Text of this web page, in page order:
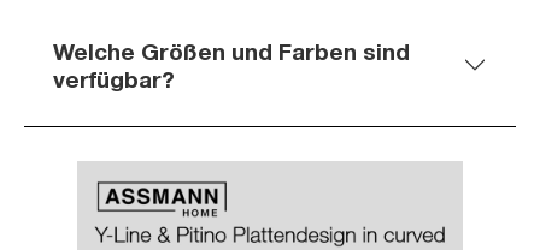
Welche Größen und Farben sind
verfügbar?